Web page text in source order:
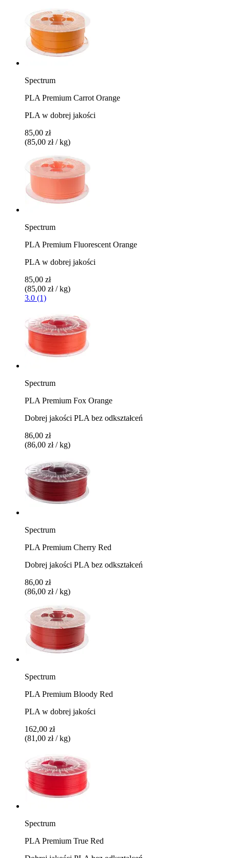
Spectrum
PLA Premium Carrot Orange
PLA w dobrej jakości
85,00 zł
(85,00 zł / kg)
Spectrum
PLA Premium Fluorescent Orange
PLA w dobrej jakości
85,00 zł
(85,00 zł / kg)
3.0 (1)
Spectrum
PLA Premium Fox Orange
Dobrej jakości PLA bez odkształceń
86,00 zł
(86,00 zł / kg)
Spectrum
PLA Premium Cherry Red
Dobrej jakości PLA bez odkształceń
86,00 zł
(86,00 zł / kg)
Spectrum
PLA Premium Bloody Red
PLA w dobrej jakości
162,00 zł
(81,00 zł / kg)
Spectrum
PLA Premium True Red